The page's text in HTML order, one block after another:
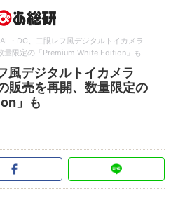
・DC、二眼レフ風デジタルトイカメラ
量限定の「Premium White Edition」も
風デジタルトイカメラ
販売を再開、数量限定の
」も